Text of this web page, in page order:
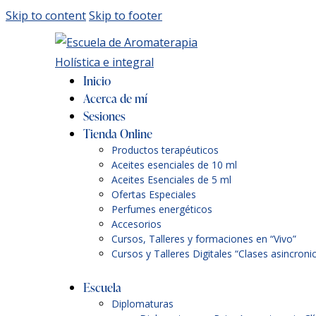
Skip to contentSkip to footer
Inicio
Acerca de mí
Sesiones
Tienda Online
Productos terapéuticos
Aceites esenciales de 10 ml
Aceites Esenciales de 5 ml
Ofertas Especiales
Perfumes energéticos
Accesorios
Cursos, Talleres y formaciones en “Vivo”
Cursos y Talleres Digitales “Clases
Escuela
Diplomaturas